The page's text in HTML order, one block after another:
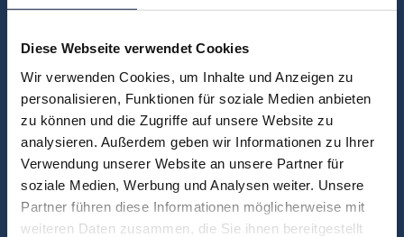
Diese Webseite verwendet Cookies
Wir verwenden Cookies, um Inhalte und Anzeigen zu
personalisieren, Funktionen für soziale Medien anbieten
zu können und die Zugriffe auf unsere Website zu
analysieren. Außerdem geben wir Informationen zu Ihrer
Verwendung unserer Website an unsere Partner für
soziale Medien, Werbung und Analysen weiter. Unsere
Partner führen diese Informationen möglicherweise mit
weiteren Daten zusammen, die Sie ihnen bereitgestellt
FAQ
Fachbereiche
Abo & Subscription
Anzeigen